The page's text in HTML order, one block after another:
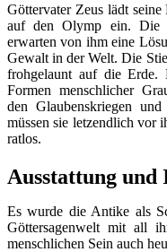
Göttervater Zeus lädt
auf den Olymp ein. Die
erwarten von ihm eine
Gewalt in der Welt. Die
frohgelaunt auf die Erde.
Formen menschlicher
den Glaubenskriegen
müssen sie letzendlich vor
ratlos.
Ausstattung und
Es wurde die Antike als
Göttersagenwelt mit all
menschlichen Sein auch